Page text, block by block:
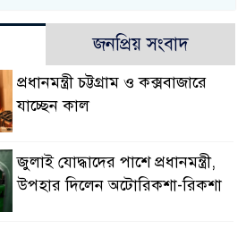
প্রধানমন্ত্রী
মিরপুর মডেল থানার
মাদক কারবারি গ্রেফতার
থানা পুলিশ
জনপ্রিয় সংবাদ
প্রধানমন্ত্রী চট্টগ্রাম ও কক্সবাজারে
যাচ্ছেন কাল
জুলাই যোদ্ধাদের পাশে প্রধানমন্ত্রী,
উপহার দিলেন অটোরিকশা-রিকশা